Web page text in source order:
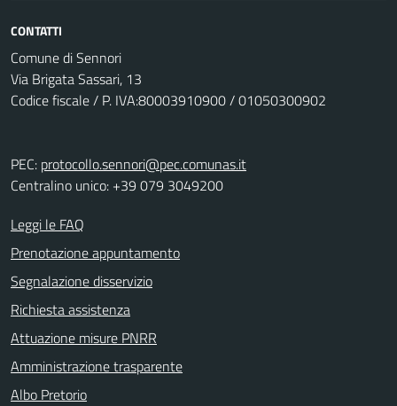
CONTATTI
Comune di Sennori
Via Brigata Sassari, 13
Codice fiscale / P. IVA:80003910900 / 01050300902
PEC: protocollo.sennori@pec.comunas.it
Centralino unico: +39 079 3049200
Leggi le FAQ
Prenotazione appuntamento
Segnalazione disservizio
Richiesta assistenza
Attuazione misure PNRR
Amministrazione trasparente
Albo Pretorio